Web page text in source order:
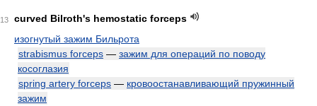
13
curved Bilroth's hemostatic forceps
изогнутый зажим Бильрота
strabismus forceps — зажим для операций по поводу
косоглазия
spring artery forceps — кровоостанавливающий пружинный
зажим